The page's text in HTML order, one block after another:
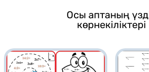
Осы аптаның
көрнекіліктері